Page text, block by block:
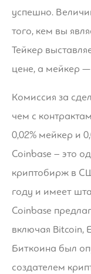
успешно.
того, кем вы
Тейкер
цене, а мейкер
Комиссия за
чем с
0,02% мейкер и
Coinbase – это
криптобирж в
году и имеет
Coinbase
включая Bitcoin,
Биткоина был
создателем